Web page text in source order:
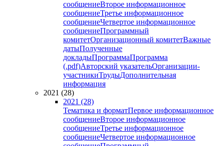
сообщениеВторое информационное
сообщениеТретье информационное
сообщениеЧетвертое информационное
сообщениеПрограммный
комитетОрганизационный комитетВажные
датыПолученные
докладыПрограммаПрограмма
(.pdf)Авторский указательОрганизации-
участникиТрудыДополнительная
информация
2021 (28)
2021 (28)
Тематика и форматПервое информационное
сообщениеВторое информационное
сообщениеТретье информационное
сообщениеЧетвертое информационное